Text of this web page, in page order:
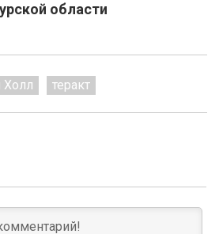
области
Холл теракт